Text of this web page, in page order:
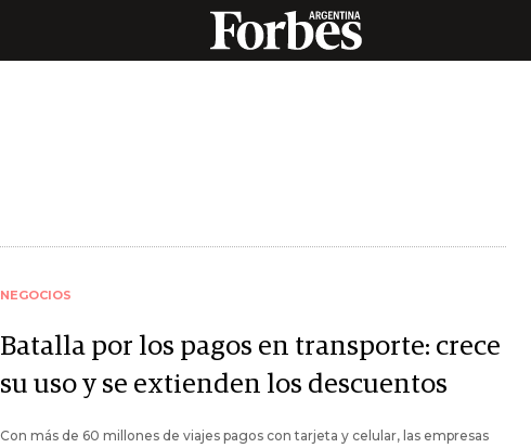
NEGOCIOS
Batalla por los pagos en transporte: crece
su uso y se extienden los descuentos
Con más de 60 millones de viajes pagos con tarjeta y celular, las empresas